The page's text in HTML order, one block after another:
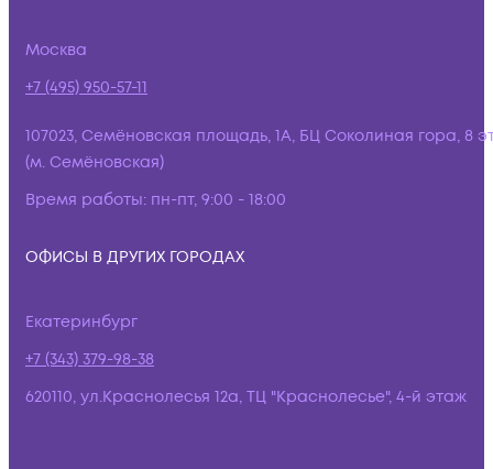
Москва
+7 (495) 950-57-11
107023, Семёновская площадь, 1А, БЦ Соколиная гора, 8
(м. Семёновская)
Время работы: пн-пт, 9:00 - 18:00
ОФИСЫ В ДРУГИХ ГОРОДАХ
Екатеринбург
+7 (343) 379-98-38
620110, ул.Краснолесья 12а, ТЦ "Краснолесье", 4-й этаж